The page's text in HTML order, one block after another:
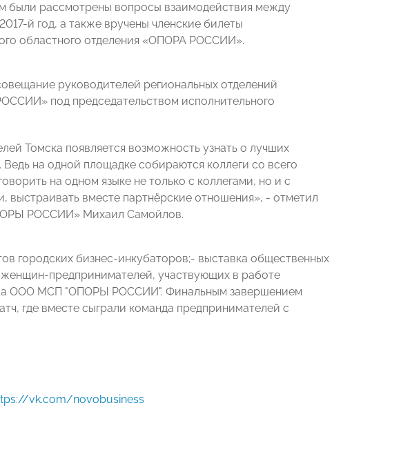
были рассмотрены вопросы взаимодействия между
й год, а также вручены членские билеты
областного отделения «ОПОРА РОССИИ».
руководителей региональных отделений
под председательством исполнительного
Томска появляется возможность узнать о лучших
на одной площадке собираются коллеги со всего
на одном языке не только с коллегами, но и с
вместе партнёрские отношения», - отметил
РОССИИ» Михаил Самойлов.
городских бизнес-инкубаторов;- выставка общественных
предпринимателей, участвующих в работе
ООО МСП "ОПОРЫ РОССИИ". Финальным завершением
где вместе сыграли команда предпринимателей с
vk.com/novobusiness